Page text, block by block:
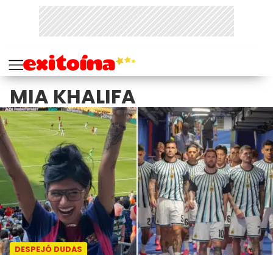
MIA KHALIFA
DESPEJÓ DUDAS